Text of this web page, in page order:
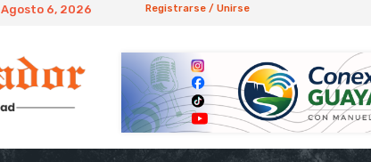
6, 2026 Registrarse / Unirse